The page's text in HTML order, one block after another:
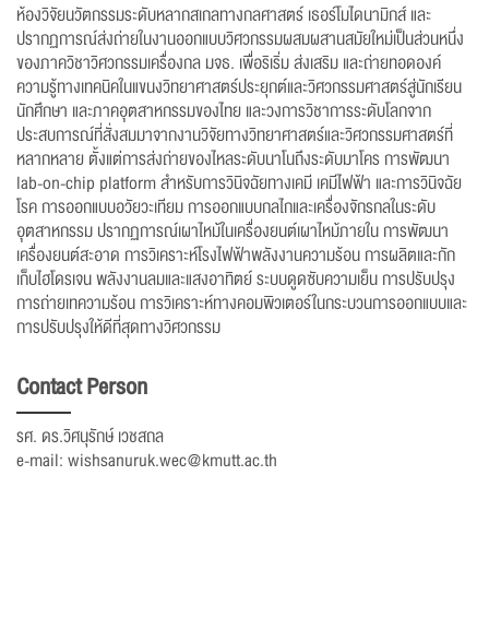
ห้องวิจัยนวัตกรรมระดับหลากสเกลทางกลศาสตร์ เธอร์โมไดนามิกส์ และ
ปรากฏการณ์ส่งถ่ายในงานออกแบบวิศวกรรมผสมผสานสมัยใหม่เป็นส่วนหนึ่ง
ของภาควิชาวิศวกรรมเครื่องกล มจธ. เพื่อริเริ่ม ส่งเสริม และถ่ายทอดองค์
ความรู้ทางเทคนิคในแขนงวิทยาศาสตร์ประยุกต์และวิศวกรรมศาสตร์สู่นักเรียน
นักศึกษา และภาคอุตสาหกรรมของไทย และวงการวิชาการระดับโลกจาก
ประสบการณ์ที่สั่งสมมาจากงานวิจัยทางวิทยาศาสตร์และวิศวกรรมศาสตร์ที่
หลากหลาย ตั้งแต่การส่งถ่ายของไหลระดับนาโนถึงระดับมาโคร การพัฒนา
lab-on-chip platform สำหรับการวินิจฉัยทางเคมี เคมีไฟฟ้า และการวินิจฉัย
โรค การออกแบบอวัยวะเทียม การออกแบบกลไกและเครื่องจักรกลในระดับ
อุตสาหกรรม ปรากฏการณ์เผาไหม้ในเครื่องยนต์เผาไหม้ภายใน การพัฒนา
เครื่องยนต์สะอาด การวิเคราะห์โรงไฟฟ้าพลังงานความร้อน การผลิตและกัก
เก็บไฮโดรเจน พลังงานลมและแสงอาทิตย์ ระบบดูดซับความเย็น การปรับปรุง
การถ่ายเทความร้อน การวิเคราะห์ทางคอมพิวเตอร์ในกระบวนการออกแบบและ
การปรับปรุงให้ดีที่สุดทางวิศวกรรม
Contact Person
รศ. ดร.วิศนุรักษ์ เวชสถล
e-mail: wishsanuruk.wec@kmutt.ac.th